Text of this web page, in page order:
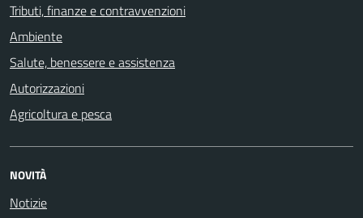
Tributi, finanze e contravvenzioni
Ambiente
Salute, benessere e assistenza
Autorizzazioni
Agricoltura e pesca
NOVITÀ
Notizie